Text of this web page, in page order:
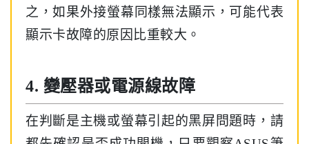
之，如果外接螢幕同樣無法顯示，可能代表
顯示卡故障的原因比重較大。
4. 變壓器或電源線故障
在判斷是主機或螢幕引起的黑屏問題時，請